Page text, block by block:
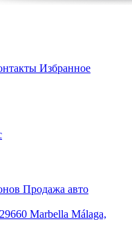
Избранное
Продажа авто
Marbella Málaga,